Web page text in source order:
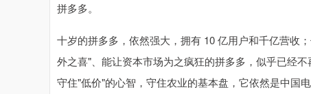
拼多多。
十岁的拼多多，依然强大，拥有 10 亿用户和千亿营收
外之喜"、能让资本市场为之疯狂的拼多多，似乎已经
守住"低价"的心智，守住农业的基本盘，它依然是中国